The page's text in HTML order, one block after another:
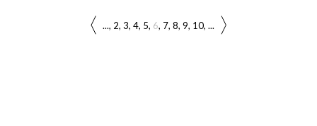
... 2 3 4 5 6 7 8 9 10 ...